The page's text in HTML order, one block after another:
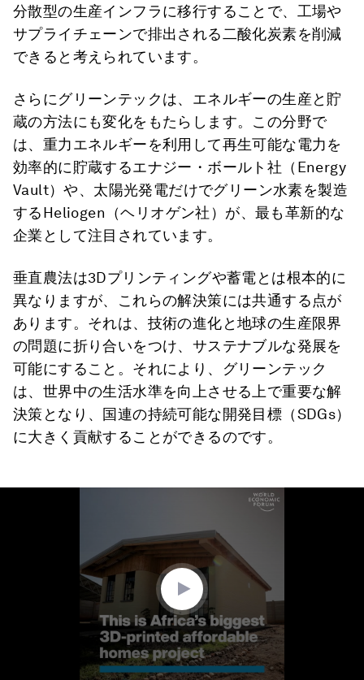
分散型の生産インフラに移行することで、工場や
サプライチェーンで排出される二酸化炭素を削減
できると考えられています。
さらにグリーンテックは、エネルギーの生産と貯
蔵の方法にも変化をもたらします。この分野で
は、重力エネルギーを利用して再生可能な電力を
効率的に貯蔵するエナジー・ボールト社（Energy
Vault）や、太陽光発電だけでグリーン水素を製造
するHeliogen（ヘリオゲン社）が、最も革新的な
企業として注目されています。
垂直農法は3Dプリンティングや蓄電とは根本的に
異なりますが、これらの解決策には共通する点が
あります。それは、技術の進化と地球の生産限界
の問題に折り合いをつけ、サステナブルな発展を
可能にすること。それにより、グリーンテック
は、世界中の生活水準を向上させる上で重要な解
決策となり、国連の持続可能な開発目標（SDGs）
に大きく貢献することができるのです。